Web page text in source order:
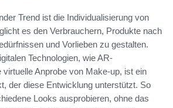
Trend ist die Individualisierung von
es den Verbrauchern, Produkte nach
und Vorlieben zu gestalten.
Technologien, wie AR-
virtuelle Anprobe von Make-up, ist ein
der diese Entwicklung unterstützt. So
Looks ausprobieren, ohne das